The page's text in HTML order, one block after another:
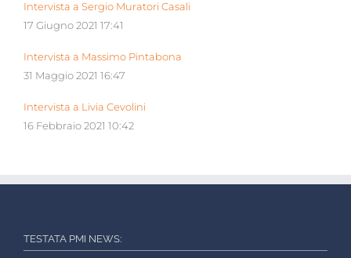
Intervista a Sergio Muratori Casali
17 Giugno 2021 17:41
Intervista a Massimo Pintabona
31 Maggio 2021 16:47
Intervista a Livia Cevolini
16 Febbraio 2021 10:42
TESTATA PMI NEWS: